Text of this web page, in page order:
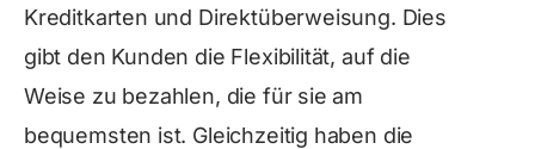
Kreditkarten und Direktüberweisung. Dies
gibt den Kunden die Flexibilität, auf die
Weise zu bezahlen, die für sie am
bequemsten ist. Gleichzeitig haben die